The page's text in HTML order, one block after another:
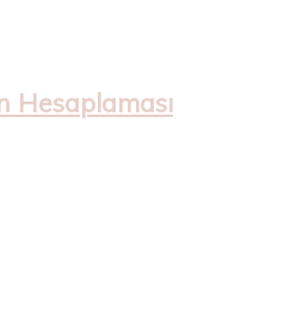
Hesaplaması